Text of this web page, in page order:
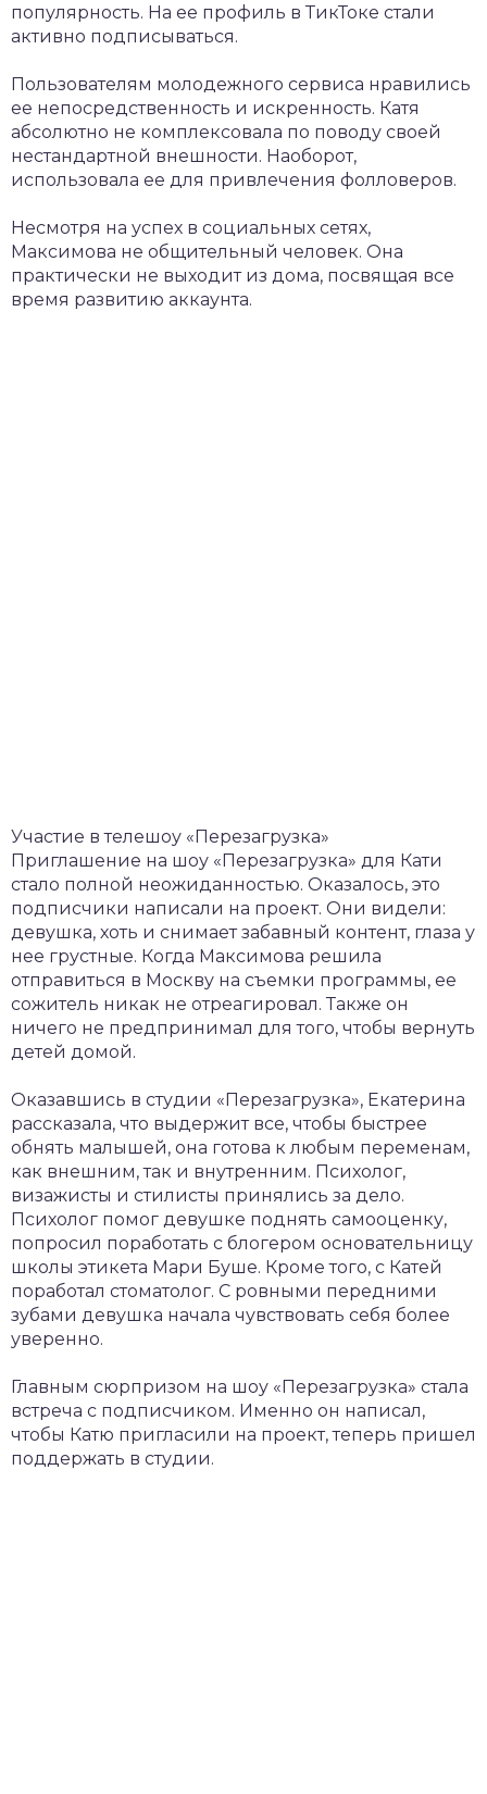
популярность. На ее профиль в ТикТоке стали
активно подписываться.
Пользователям молодежного сервиса нравились
ее непосредственность и искренность. Катя
абсолютно не комплексовала по поводу своей
нестандартной внешности. Наоборот,
использовала ее для привлечения фолловеров.
Несмотря на успех в социальных сетях,
Максимова не общительный человек. Она
практически не выходит из дома, посвящая все
время развитию аккаунта.
Участие в телешоу «Перезагрузка»
Приглашение на шоу «Перезагрузка» для Кати
стало полной неожиданностью. Оказалось, это
подписчики написали на проект. Они видели:
девушка, хоть и снимает забавный контент, глаза у
нее грустные. Когда Максимова решила
отправиться в Москву на съемки программы, ее
сожитель никак не отреагировал. Также он
ничего не предпринимал для того, чтобы вернуть
детей домой.
Оказавшись в студии «Перезагрузка», Екатерина
рассказала, что выдержит все, чтобы быстрее
обнять малышей, она готова к любым переменам,
как внешним, так и внутренним. Психолог,
визажисты и стилисты принялись за дело.
Психолог помог девушке поднять самооценку,
попросил поработать с блогером основательницу
школы этикета Мари Буше. Кроме того, с Катей
поработал стоматолог. С ровными передними
зубами девушка начала чувствовать себя более
уверенно.
Главным сюрпризом на шоу «Перезагрузка» стала
встреча с подписчиком. Именно он написал,
чтобы Катю пригласили на проект, теперь пришел
поддержать в студии.